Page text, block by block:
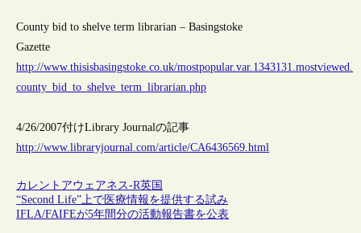
County bid to shelve term librarian – Basingstoke
Gazette
http://www.thisisbasingstoke.co.uk/mostpopular.var.1343131.mostviewed.
county_bid_to_shelve_term_librarian.php
4/26/2007付けLibrary Journalの記事
http://www.libraryjournal.com/article/CA6436569.html
カレントアウェアネス-R英国
“Second Life”上で医療情報を提供する試み
IFLA/FAIFEが5年間分の活動報告書を公表